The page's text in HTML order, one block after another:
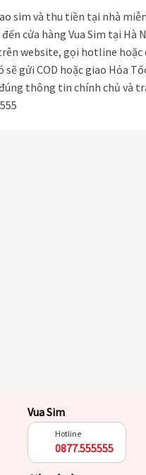
sim và thu tiền tại nhà
đến cửa hàng Vua Sim tại
website, gọi hotline hoặc
sẽ gửi COD hoặc giao Hỏa
thông tin chính chủ và
Vua Sim
Hotline
0877.555555